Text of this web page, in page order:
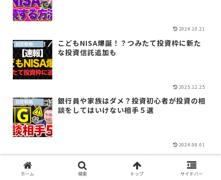
2024.10.21
投資戦略（全世界投資）
こどもNISA爆誕！？つみたて投資枠に新た
な投資信託追加も
2025.12.25
投資戦略（全世界投資）
銀行員や家族はダメ？投資初心者が投資の相
談をしてはいけない相手５選
2024.08.01
イランショックの暴落で「資産を守れる人」
と「投売りする人」の差
ホーム 検索 トップ サイドバー